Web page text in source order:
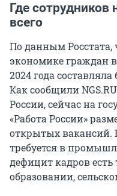
Где сотрудников
всего
По данным Росстата,
экономике граждан
2024 года
Как сообщили
России, сейчас на
«Работа России»
открытых вакансий.
требуется в
дефицит кадров
образовании,